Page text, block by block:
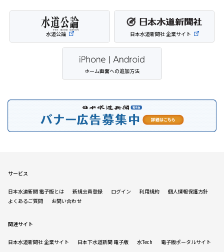
水道公論 日本水道新聞社 企業サイト
ホーム画面への追加方法
サービス
日本水道新聞 電子版とは 新規会員登録 ログイン 利用規約
個人情報保護方針
よくあるご質問
お問い合わせ
関連サイト
日本水道新聞社 企業サイト 日本下水道新聞 電子版 水Tech 電子版ポータルサイト